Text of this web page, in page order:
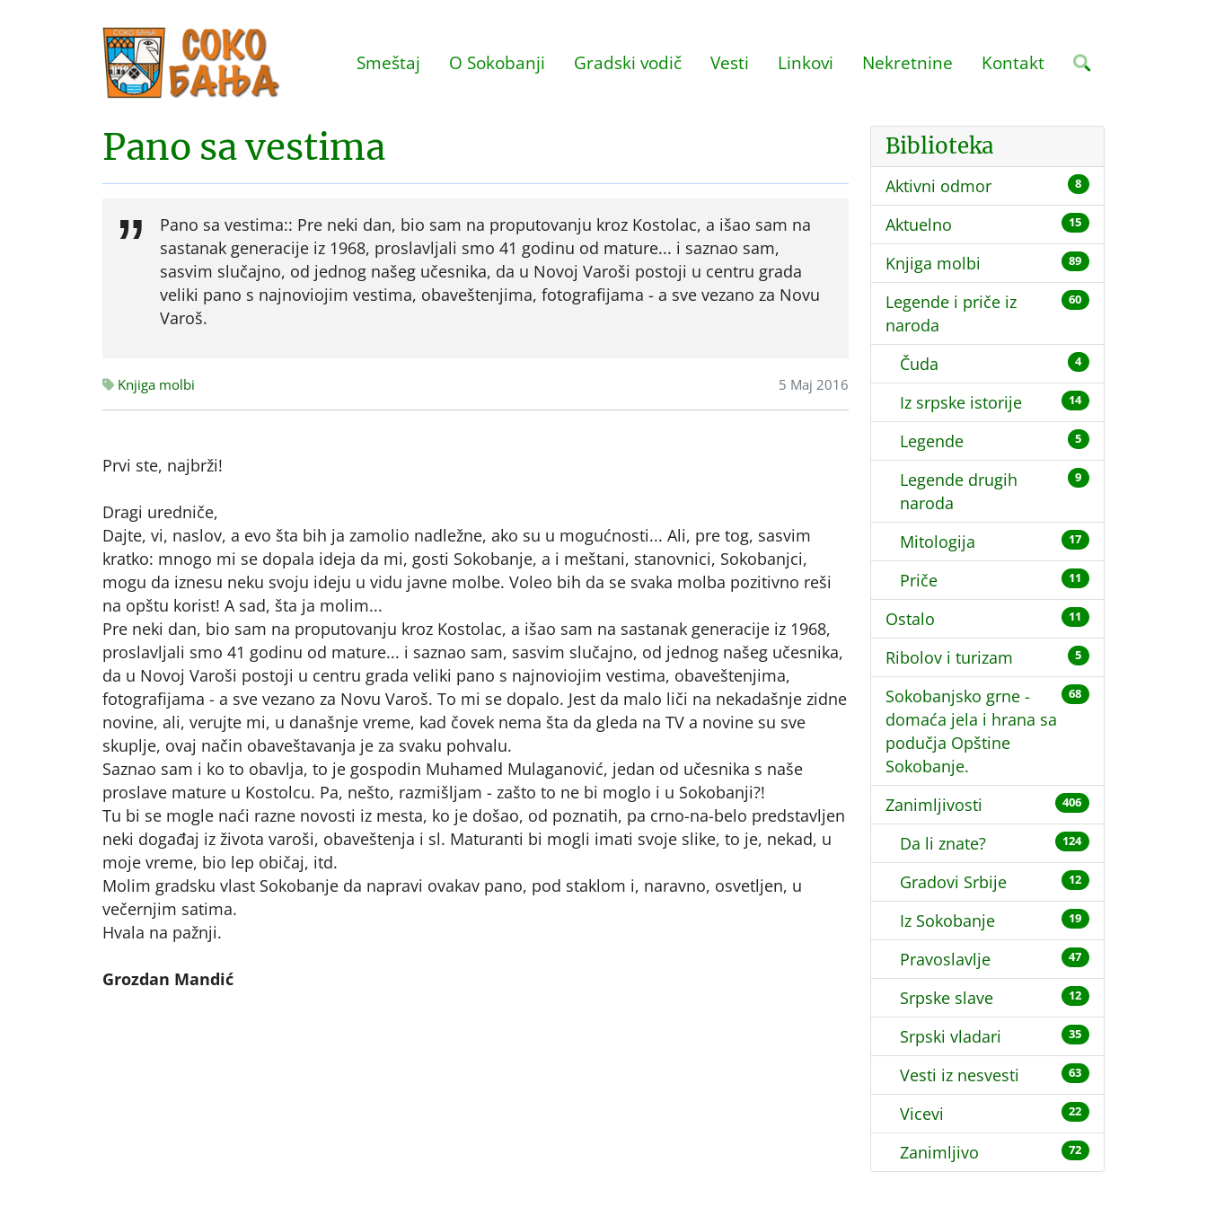
Smeštaj O Sokobanji Gradski vodič Vesti Linkovi Nekretnine Kontakt
Pano sa vestima
Pano sa vestima:: Pre neki dan, bio sam na proputovanju kroz Kostolac, a išao sam na
sastanak generacije iz 1968, proslavljali smo 41 godinu od mature... i saznao sam,
sasvim slučajno, od jednog našeg učesnika, da u Novoj Varoši postoji u centru grada
veliki pano s najnoviojim vestima, obaveštenjima, fotografijama - a sve vezano za Novu
Varoš.
Knjiga molbi 5 Maj 2016
Prvi ste, najbrži!
Dragi uredniče,
Dajte, vi, naslov, a evo šta bih ja zamolio nadležne, ako su u mogućnosti... Ali, pre tog, sasvim
kratko: mnogo mi se dopala ideja da mi, gosti Sokobanje, a i meštani, stanovnici, Sokobanjci,
mogu da iznesu neku svoju ideju u vidu javne molbe. Voleo bih da se svaka molba pozitivno reši
na opštu korist! A sad, šta ja molim...
Pre neki dan, bio sam na proputovanju kroz Kostolac, a išao sam na sastanak generacije iz 1968,
proslavljali smo 41 godinu od mature... i saznao sam, sasvim slučajno, od jednog našeg učesnika,
da u Novoj Varoši postoji u centru grada veliki pano s najnoviojim vestima, obaveštenjima,
fotografijama - a sve vezano za Novu Varoš. To mi se dopalo. Jest da malo liči na nekadašnje zidne
novine, ali, verujte mi, u današnje vreme, kad čovek nema šta da gleda na TV a novine su sve
skuplje, ovaj način obaveštavanja je za svaku pohvalu.
Saznao sam i ko to obavlja, to je gospodin Muhamed Mulaganović, jedan od učesnika s naše
proslave mature u Kostolcu. Pa, nešto, razmišljam - zašto to ne bi moglo i u Sokobanji?!
Tu bi se mogle naći razne novosti iz mesta, ko je došao, od poznatih, pa crno-na-belo predstavljen
neki događaj iz života varoši, obaveštenja i sl. Maturanti bi mogli imati svoje slike, to je, nekad, u
moje vreme, bio lep običaj, itd.
Molim gradsku vlast Sokobanje da napravi ovakav pano, pod staklom i, naravno, osvetljen, u
večernjim satima.
Hvala na pažnji.
Grozdan Mandić
Biblioteka
Aktivni odmor 8
Aktuelno 15
Knjiga molbi 89
Legende i priče iz
naroda
60
Čuda 4
Iz srpske istorije 14
Legende 5
Legende drugih
naroda
9
Mitologija 17
Priče 11
Ostalo 11
Ribolov i turizam 5
Sokobanjsko grne -
domaća jela i hrana sa
podučja Opštine
Sokobanje.
68
Zanimljivosti 406
Da li znate? 124
Gradovi Srbije 12
Iz Sokobanje 19
Pravoslavlje 47
Srpske slave 12
Srpski vladari 35
Vesti iz nesvesti 63
Vicevi 22
Zanimljivo 72